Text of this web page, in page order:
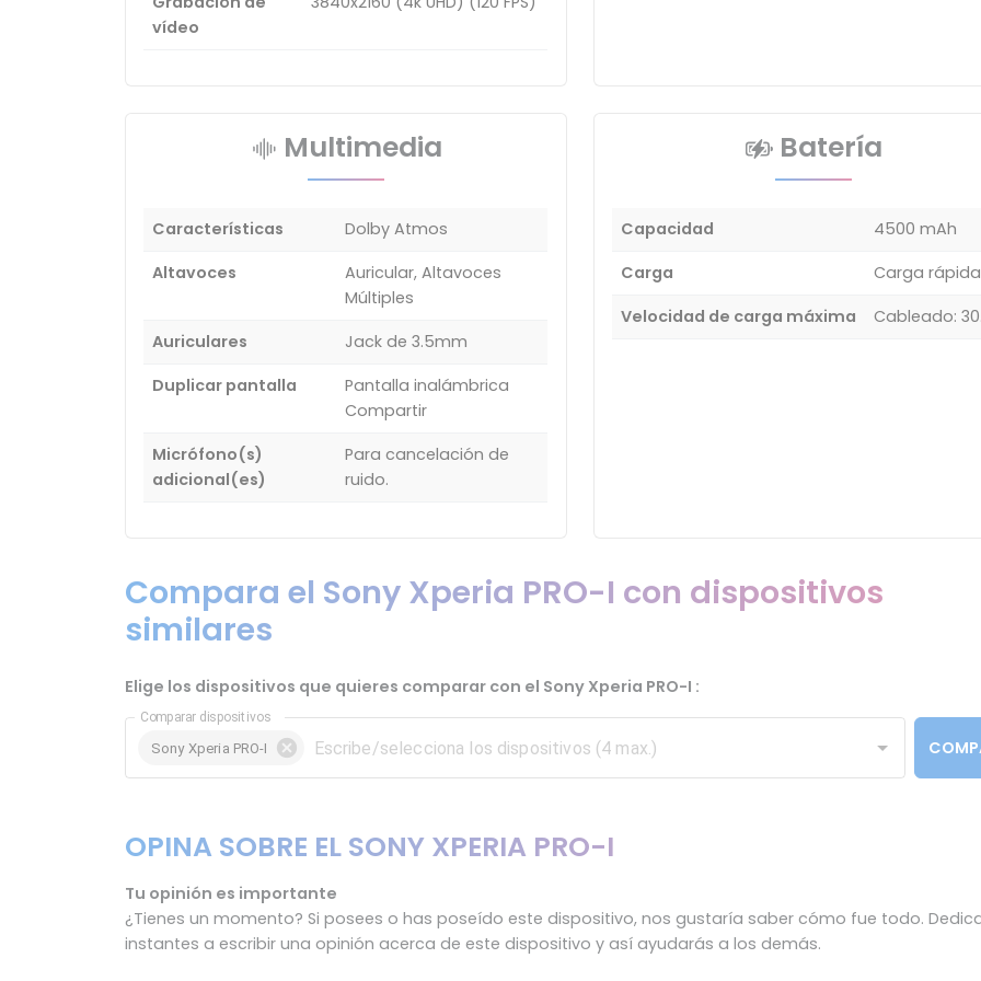
vídeo
Multimedia
Características
Dolby Atmos
Altavoces
Auricular, Altavoces
Múltiples
Auriculares
Jack de 3.5mm
Duplicar pantalla
Pantalla inalámbrica
Compartir
Micrófono(s)
adicional(es)
Para cancelación de
ruido.
Batería
Capacidad
4500 mAh
Carga
Carga rápida
Velocidad de carga máxima
Cableado:
Compara el Sony Xperia PRO-I con dispositivos
similares
Elige los dispositivos que quieres comparar con el Sony Xperia PRO-I :
Comparar dispositivos
Sony Xperia PRO-I
OPINA SOBRE EL SONY XPERIA PRO-I
Tu opinión es importante
¿Tienes un momento? Si posees o has poseído este dispositivo, nos gustaría saber cómo fue todo.
instantes a escribir una opinión acerca de este dispositivo y así ayudarás a los demás.